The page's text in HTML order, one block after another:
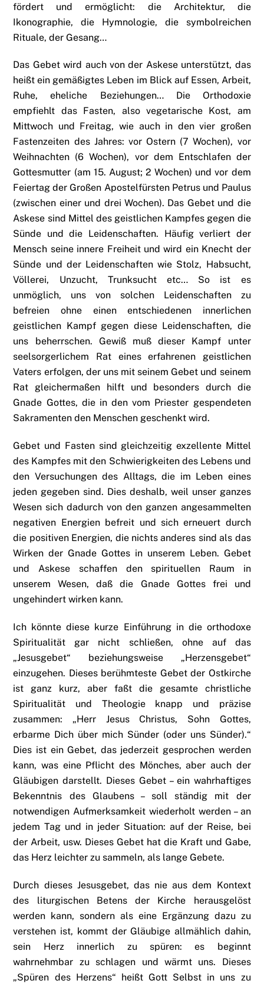
fördert und ermöglicht: die Architektur, die
Ikonographie, die Hymnologie, die symbolreichen
Rituale, der Gesang…
Das Gebet wird auch von der Askese unterstützt, das
heißt ein gemäßigtes Leben im Blick auf Essen, Arbeit,
Ruhe, eheliche Beziehungen… Die Orthodoxie
empfiehlt das Fasten, also vegetarische Kost, am
Mittwoch und Freitag, wie auch in den vier großen
Fastenzeiten des Jahres: vor Ostern (7 Wochen), vor
Weihnachten (6 Wochen), vor dem Entschlafen der
Gottesmutter (am 15. August; 2 Wochen) und vor dem
Feiertag der Großen Apostelfürsten Petrus und Paulus
(zwischen einer und drei Wochen). Das Gebet und die
Askese sind Mittel des geistlichen Kampfes gegen die
Sünde und die Leidenschaften. Häufig verliert der
Mensch seine innere Freiheit und wird ein Knecht der
Sünde und der Leidenschaften wie Stolz, Habsucht,
Völlerei, Unzucht, Trunksucht etc… So ist es
unmöglich, uns von solchen Leidenschaften zu
befreien ohne einen entschiedenen innerlichen
geistlichen Kampf gegen diese Leidenschaften, die
uns beherrschen. Gewiß muß dieser Kampf unter
seelsorgerlichem Rat eines erfahrenen geistlichen
Vaters erfolgen, der uns mit seinem Gebet und seinem
Rat gleichermaßen hilft und besonders durch die
Gnade Gottes, die in den vom Priester gespendeten
Sakramenten den Menschen geschenkt wird.
Gebet und Fasten sind gleichzeitig exzellente Mittel
des Kampfes mit den Schwierigkeiten des Lebens und
den Versuchungen des Alltags, die im Leben eines
jeden gegeben sind. Dies deshalb, weil unser ganzes
Wesen sich dadurch von den ganzen angesammelten
negativen Energien befreit und sich erneuert durch
die positiven Energien, die nichts anderes sind als das
Wirken der Gnade Gottes in unserem Leben. Gebet
und Askese schaffen den spirituellen Raum in
unserem Wesen, daß die Gnade Gottes frei und
ungehindert wirken kann.
Ich könnte diese kurze Einführung in die orthodoxe
Spiritualität gar nicht schließen, ohne auf das
„Jesusgebet“ beziehungsweise „Herzensgebet“
einzugehen. Dieses berühmteste Gebet der Ostkirche
ist ganz kurz, aber faßt die gesamte christliche
Spiritualität und Theologie knapp und präzise
zusammen: „Herr Jesus Christus, Sohn Gottes,
erbarme Dich über mich Sünder (oder uns Sünder).“
Dies ist ein Gebet, das jederzeit gesprochen werden
kann, was eine Pflicht des Mönches, aber auch der
Gläubigen darstellt. Dieses Gebet – ein wahrhaftiges
Bekenntnis des Glaubens – soll ständig mit der
notwendigen Aufmerksamkeit wiederholt werden – an
jedem Tag und in jeder Situation: auf der Reise, bei
der Arbeit, usw. Dieses Gebet hat die Kraft und Gabe,
das Herz leichter zu sammeln, als lange Gebete.
Durch dieses Jesusgebet, das nie aus dem Kontext
des liturgischen Betens der Kirche herausgelöst
werden kann, sondern als eine Ergänzung dazu zu
verstehen ist, kommt der Gläubige allmählich dahin,
sein Herz innerlich zu spüren: es beginnt
wahrnehmbar zu schlagen und wärmt uns. Dieses
„Spüren des Herzens“ heißt Gott Selbst in uns zu